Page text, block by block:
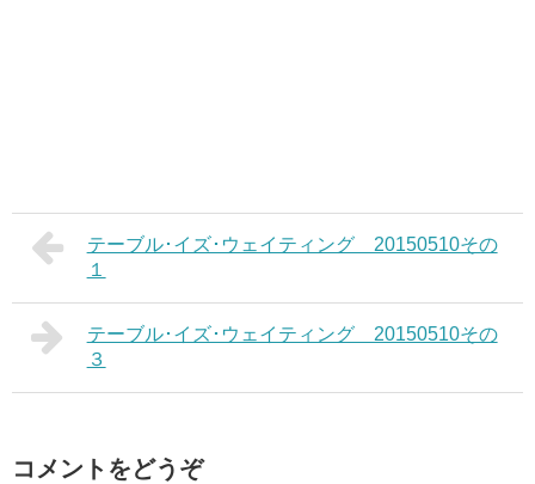
テーブル･イズ･ウェイティング 20150510その
１
テーブル･イズ･ウェイティング 20150510その
３
コメントをどうぞ